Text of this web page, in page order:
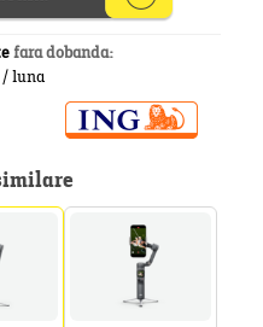
fara dobanda:
/ luna